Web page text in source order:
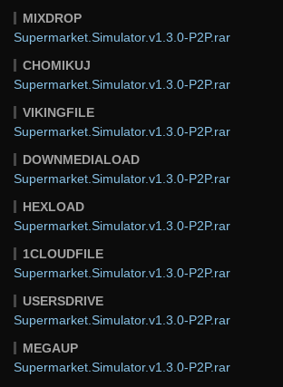
MIXDROP
Supermarket.Simulator.v1.3.0-P2P.rar
CHOMIKUJ
Supermarket.Simulator.v1.3.0-P2P.rar
VIKINGFILE
Supermarket.Simulator.v1.3.0-P2P.rar
DOWNMEDIALOAD
Supermarket.Simulator.v1.3.0-P2P.rar
HEXLOAD
Supermarket.Simulator.v1.3.0-P2P.rar
1CLOUDFILE
Supermarket.Simulator.v1.3.0-P2P.rar
USERSDRIVE
Supermarket.Simulator.v1.3.0-P2P.rar
MEGAUP
Supermarket.Simulator.v1.3.0-P2P.rar